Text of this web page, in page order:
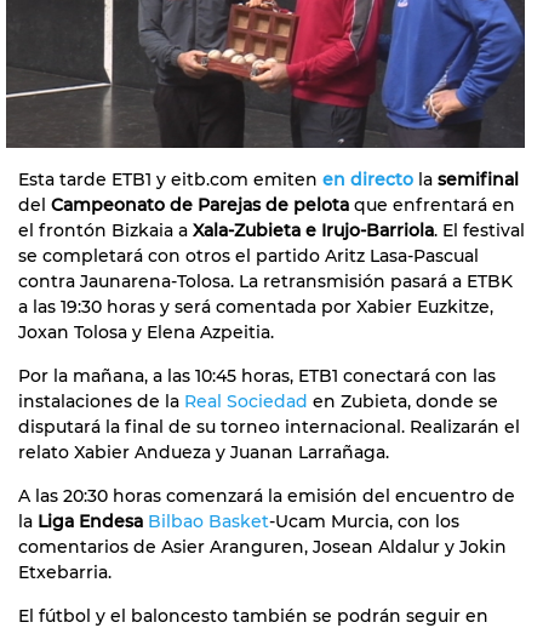
Esta tarde ETB1 y eitb.com emiten en directo la semifinal
del Campeonato de Parejas de pelota que enfrentará en
el frontón Bizkaia a Xala-Zubieta e Irujo-Barriola. El festival
se completará con otros el partido Aritz Lasa-Pascual
contra Jaunarena-Tolosa. La retransmisión pasará a ETBK
a las 19:30 horas y será comentada por Xabier Euzkitze,
Joxan Tolosa y Elena Azpeitia.
Por la mañana, a las 10:45 horas, ETB1 conectará con las
instalaciones de la Real Sociedad en Zubieta, donde se
disputará la final de su torneo internacional. Realizarán el
relato Xabier Andueza y Juanan Larrañaga.
A las 20:30 horas comenzará la emisión del encuentro de
la Liga Endesa Bilbao Basket-Ucam Murcia, con los
comentarios de Asier Aranguren, Josean Aldalur y Jokin
Etxebarria.
El fútbol y el baloncesto también se podrán seguir en